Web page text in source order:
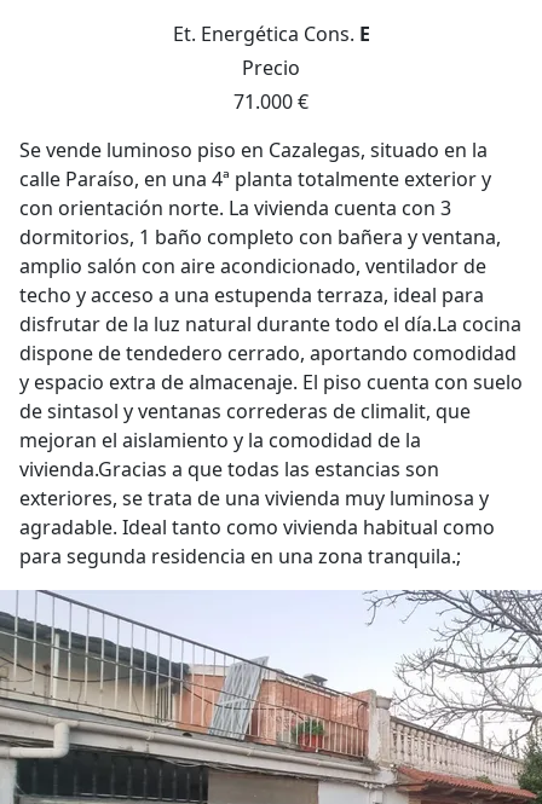
Et. Energética Cons. E
Precio
71.000 €
Se vende luminoso piso en Cazalegas, situado en la
calle Paraíso, en una 4ª planta totalmente exterior y
con orientación norte. La vivienda cuenta con 3
dormitorios, 1 baño completo con bañera y ventana,
amplio salón con aire acondicionado, ventilador de
techo y acceso a una estupenda terraza, ideal para
disfrutar de la luz natural durante todo el día.La cocina
dispone de tendedero cerrado, aportando comodidad
y espacio extra de almacenaje. El piso cuenta con suelo
de sintasol y ventanas correderas de climalit, que
mejoran el aislamiento y la comodidad de la
vivienda.Gracias a que todas las estancias son
exteriores, se trata de una vivienda muy luminosa y
agradable. Ideal tanto como vivienda habitual como
para segunda residencia en una zona tranquila.;